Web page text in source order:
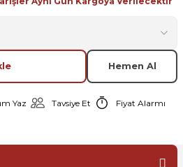
Hemen Al
Yaz Tavsiye Et Fiyat Alarmı